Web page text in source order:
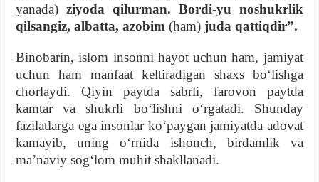
yanada)ziyoda qilurman. Bordi-yu noshukrlik
qilsangiz, albatta, azobim(ham) juda qattiqdir”.
Binobarin, islom insonni hayot uchun ham, jamiyat
uchun ham manfaat keltiradigan shaxs boʻlishga
chorlaydi. Qiyin paytda sabrli, farovon paytda
kamtar va shukrli boʻlishni oʻrgatadi. Shunday
fazilatlarga ega insonlar koʻpaygan jamiyatda adovat
kamayib, uning oʻrnida ishonch, birdamlik va
maʼnaviy sogʻlom muhit shakllanadi.